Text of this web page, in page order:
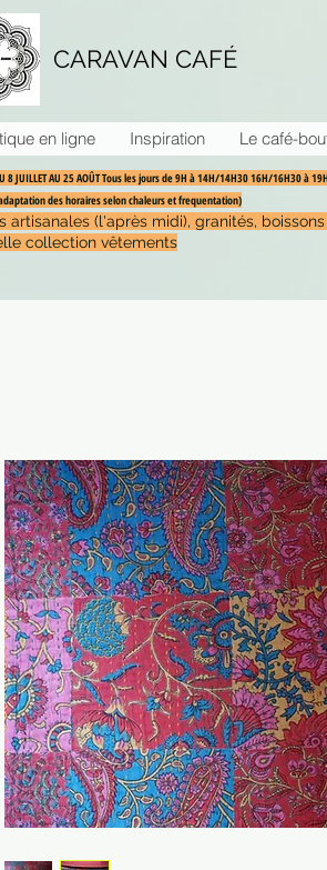
CARAVAN CAFÉ
en ligne Inspiration Le café-
8 JUILLET AU 25 AOÛT Tous les jours de 9H à 14H/14H30 16H/16H30 à
des horaires selon chaleurs et frequentation)
artisanales (l'après midi), granités,
collection vêtements